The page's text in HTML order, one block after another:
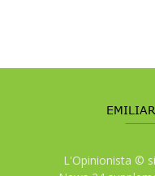
L'Opinionista ©